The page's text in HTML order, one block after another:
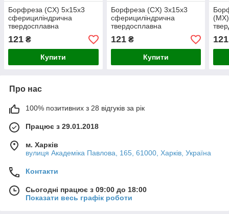
Борфреза (СX) 5х15х3
сферициліндрична
твердосплавна
121 ₴
Купити
Борфреза (СX) 3х15х3
сферициліндрична
твердосплавна
121₴
Купити
121
Про нас
100% позитивних з 28 відгуків за рік
Працює з 29.01.2018
м. Харків
вулиця Академіка Павлова, 165, 61000, Харків, Україна
Контакти
Сьогодні працює з 09:00 до 18:00
Показати весь графік роботи